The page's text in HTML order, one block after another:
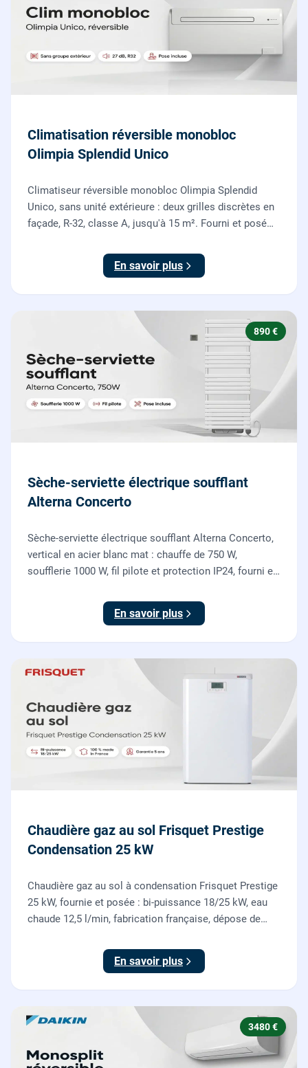
Climatisation réversible monobloc
Olimpia Splendid Unico
Climatiseur réversible monobloc Olimpia Splendid
Unico, sans unité extérieure : deux grilles discrètes en
façade, R-32, classe A, jusqu'à 15 m². Fourni et posé
En savoir plus
890 €
Sèche-serviette électrique soufflant
Alterna Concerto
Sèche-serviette électrique soufflant Alterna Concerto,
vertical en acier blanc mat : chauffe de 750 W,
soufflerie 1000 W, fil pilote et protection IP24, fourni et
En savoir plus
Chaudière gaz au sol Frisquet Prestige
Condensation 25 kW
Chaudière gaz au sol à condensation Frisquet Prestige
25 kW, fournie et posée : bi-puissance 18/25 kW, eau
chaude 12,5 l/min, fabrication française, dépose de
En savoir plus
3480 €